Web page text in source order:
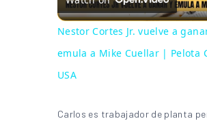
Nestor Cortes Jr. vuelve a
emula a Mike Cuellar | Pelota
USA
Carlos es trabajador de planta